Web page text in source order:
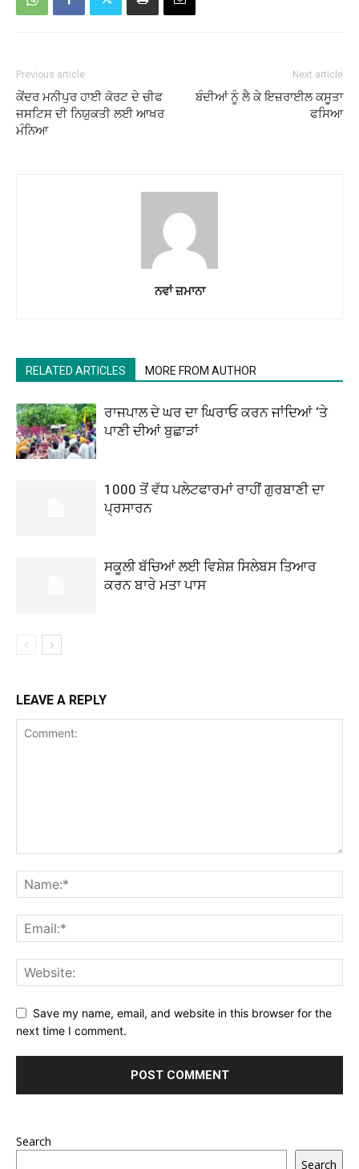
Previous article
ਕੇਂਦਰ ਮਨੀਪੁਰ ਹਾਈ ਕੋਰਟ ਦੇ ਚੀਫ
ਜਸਟਿਸ ਦੀ ਨਿਯੁਕਤੀ ਲਈ ਆਖਰ
ਮੰਨਿਆ
Next article
ਬੰਦੀਆਂ ਨੂੰ ਲੈ ਕੇ ਇਜ਼ਰਾਈਲ ਕਸੂਤਾ
ਫਸਿਆ
ਨਵਾਂ ਜ਼ਮਾਨਾ
RELATED ARTICLES MORE FROM AUTHOR
ਰਾਜਪਾਲ ਦੇ ਘਰ ਦਾ ਘਿਰਾਓ ਕਰਨ ਜਾਂਦਿਆਂ ‘ਤੇ
ਪਾਣੀ ਦੀਆਂ ਬੁਛਾੜਾਂ
1000 ਤੋਂ ਵੱਧ ਪਲੇਟਫਾਰਮਾਂ ਰਾਹੀਂ ਗੁਰਬਾਣੀ ਦਾ
ਪ੍ਰਸਾਰਨ
ਸਕੂਲੀ ਬੱਚਿਆਂ ਲਈ ਵਿਸ਼ੇਸ਼ ਸਿਲੇਬਸ ਤਿਆਰ
ਕਰਨ ਬਾਰੇ ਮਤਾ ਪਾਸ
LEAVE A REPLY
Save my name, email, and website in this browser for the
next time I comment.
Search
Search